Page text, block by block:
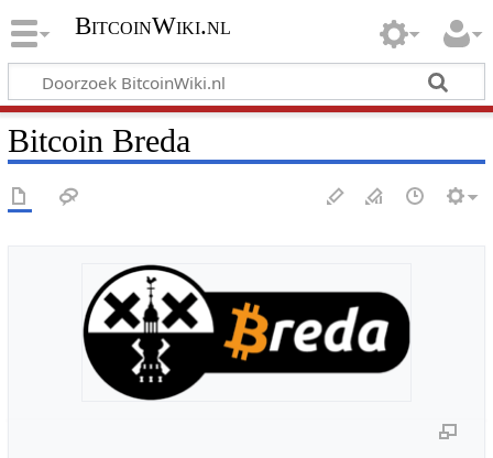
BitcoinWiki.nl
Bitcoin Breda